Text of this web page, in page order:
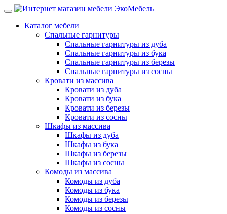
Каталог мебели
Спальные гарнитуры
Спальные гарнитуры из дуба
Спальные гарнитуры из бука
Спальные гарнитуры из березы
Спальные гарнитуры из сосны
Кровати из массива
Кровати из дуба
Кровати из бука
Кровати из березы
Кровати из сосны
Шкафы из массива
Шкафы из дуба
Шкафы из бука
Шкафы из березы
Шкафы из сосны
Комоды из массива
Комоды из дуба
Комоды из бука
Комоды из березы
Комоды из сосны